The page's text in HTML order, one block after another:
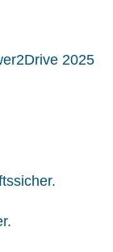
2025